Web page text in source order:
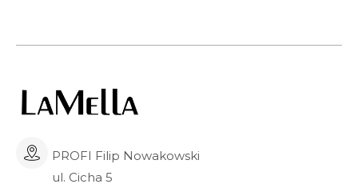
PROFI Filip Nowakowski
ul. Cicha 5